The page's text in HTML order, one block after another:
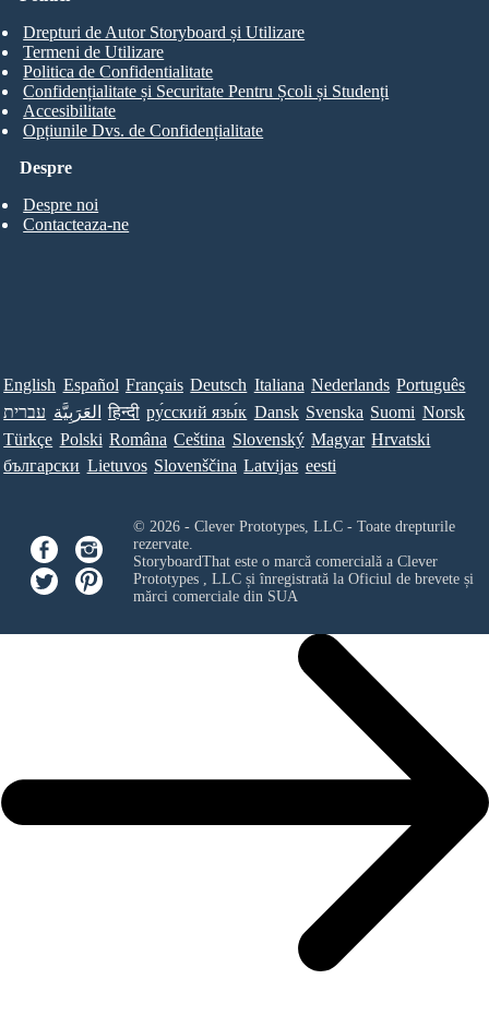
Despre
Despre noi
Contacteaza-ne
Drepturi de Autor Storyboard și Utilizare
Termeni de Utilizare
Politica de Confidentialitate
Confidențialitate și Securitate Pentru Școli și Studenți
Accesibilitate
Opțiunile Dvs. de Confidențialitate
English Español Français Deutsch Italiana Nederlands Português
עברית العَرَبِيَّة हिन्दी ру́сский язы́к Dansk Svenska Suomi Norsk
Türkçe Polski Româna Ceština Slovenský Magyar Hrvatski
български Lietuvos Slovenščina Latvijas eesti
© 2026 - Clever Prototypes, LLC - Toate drepturile
rezervate.
StoryboardThat este o marcă comercială a Clever
Prototypes , LLCși înregistrată la Oficiul de brevete și
mărci comerciale din SUA